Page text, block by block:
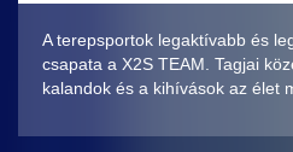
A terepsportok legaktívabb és
csapata a X2S TEAM. Tagjai
kalandok és a kihívások az élet